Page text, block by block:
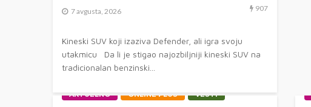
7 avgusta, 2026 907
Kineski SUV koji izaziva Defender, ali igra svoju
utakmicu Da li je stigao najozbiljniji kineski SUV na
tradicionalan benzinski...
AKTUELNO ONLINE PLUS VESTI